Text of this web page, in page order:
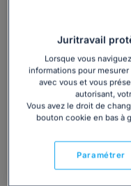
Cemodèle de
dossier :
Maîtriser les
conventions
Juritravail
Lorsque vous
informations pour
avec vous et vous
autorisant,
Vous avez le droit de
bouton cookie en bas à
Paramétrer